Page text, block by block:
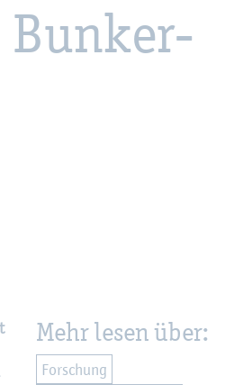
Bun­ker­
Mehr lesen über:
For­schung